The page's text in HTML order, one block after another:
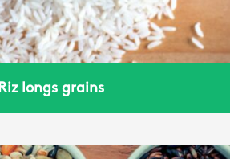
Riz longs grains